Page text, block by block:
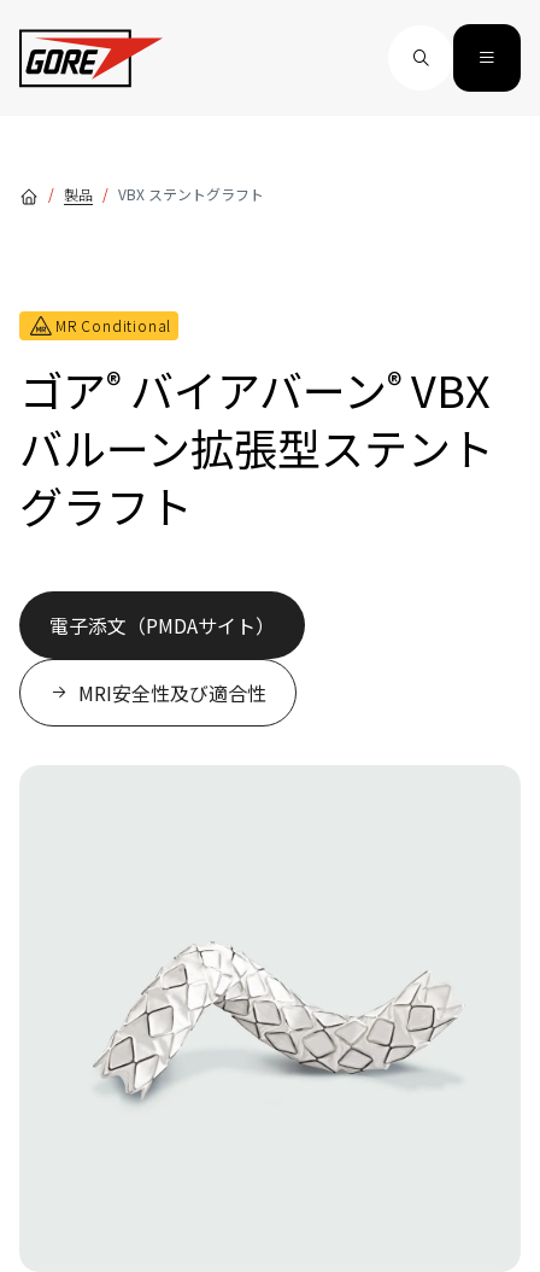
製品 VBX ステントグラフト
MR Conditional
ゴア® バイアバーン® VBX
バルーン拡張型ステント
グラフト
電子添文（PMDAサイト）
MRI安全性及び適合性
Image